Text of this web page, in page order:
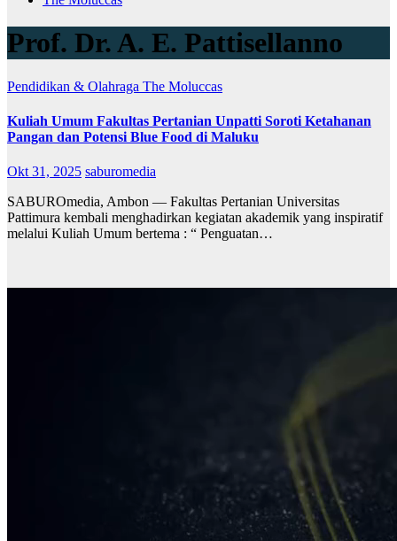
Prof. Dr. A. E. Pattisellanno
Pendidikan & Olahraga The Moluccas
Kuliah Umum Fakultas Pertanian Unpatti Soroti Ketahanan
Pangan dan Potensi Blue Food di Maluku
Okt 31, 2025 saburomedia
SABUROmedia, Ambon — Fakultas Pertanian Universitas
Pattimura kembali menghadirkan kegiatan akademik yang inspiratif
melalui Kuliah Umum bertema : “ Penguatan…